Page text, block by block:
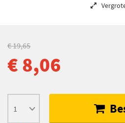
€ 19,65
€ 8,06